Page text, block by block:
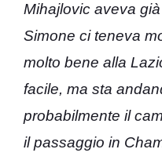
Mihajlovic aveva
Simone ci teneva
molto bene alla
facile, ma sta
probabilmente il
il passaggio in